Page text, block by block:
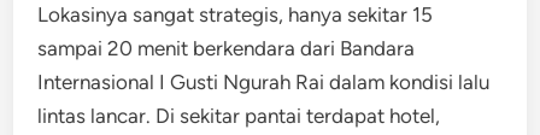
Lokasinya sangat strategis, hanya sekitar 15
sampai 20 menit berkendara dari Bandara
Internasional I Gusti Ngurah Rai dalam kondisi lalu
lintas lancar. Di sekitar pantai terdapat hotel,